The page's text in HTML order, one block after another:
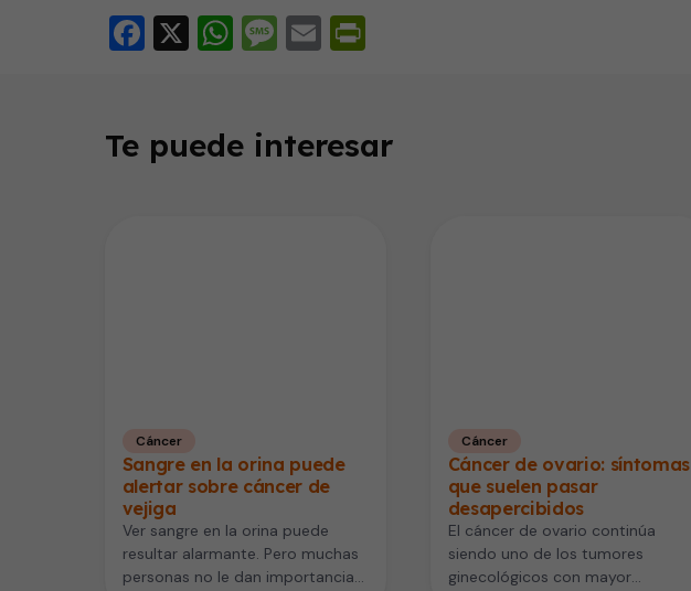
Facebook
X WhatsApp
Message
EmailPrintFriendly
Te puede interesar
Cáncer
Sangre en la orina puede
alertar sobre cáncer de
vejiga
Ver sangre en la orina puede
resultar alarmante. Pero muchas
personas no le dan importancia
Cáncer
Cáncer de ovario: síntomas
que suelen pasar
desapercibidos
El cáncer de ovario continúa
siendo uno de los tumores
ginecológicos con mayor